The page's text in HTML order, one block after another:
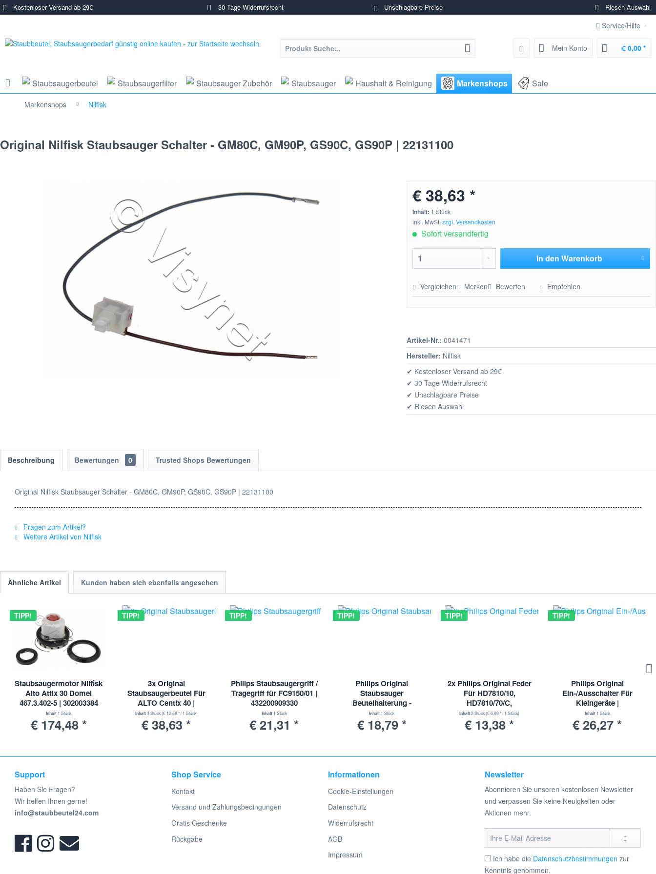
Kostenloser Versand ab 29€ 30 Tage Widerrufsrecht Unschlagbare Preise Riesen Auswahl
Service/Hilfe
Mein Konto € 0,00 *
Staubsaugerbeutel Staubsaugerfilter Staubsauger Zubehör Staubsauger Haushalt & Reinigung Markenshops Sale
Markenshops Nilfisk
Original Nilfisk Staubsauger Schalter - GM80C, GM90P, GS90C, GS90P | 22131100
€ 38,63 *
Inhalt: 1 Stück
inkl. MwSt.zzgl. Versandkosten
Sofort versandfertig
In den Warenkorb
Vergleichen Merken Bewerten Empfehlen
Artikel-Nr.: 0041471
Hersteller: Nilfisk
✔ Kostenloser Versand ab 29€
✔ 30 Tage Widerrufsrecht
✔ Unschlagbare Preise
✔ Riesen Auswahl
Beschreibung Bewertungen 0 Trusted Shops Bewertungen
Original Nilfisk Staubsauger Schalter - GM80C, GM90P, GS90C, GS90P | 22131100
Fragen zum Artikel?
Weitere Artikel von Nilfisk
Ähnliche Artikel Kunden haben sich ebenfalls angesehen
TIPP!
Staubsaugermotor Nilfisk
Alto Attix 30 Domel
467.3.402-5 | 302003384
Inhalt 1 Stück
€ 174,48 *
TIPP!
3x Original
Staubsaugerbeutel Für
ALTO Centix 40 |
1407765050
Inhalt3 Stück(€ 12,88 * / 1 Stück)
€ 38,63 *
TIPP!
Philips Staubsaugergriff /
Tragegriff für FC9150/01 |
432200909330
Staubsauger
Inhalt 1 Stück
€ 21,31 *
TIPP!
Philips Original
Staubsauger
Beutelhalterung -
300005429761
Inhalt 1 Stück
€ 18,79 *
TIPP!
2x Philips Original Feder
Für HD7810/10,
HD7810/70/C,
HD7810/60/C, HD7810/70 |
422224006812
Inhalt2 Stück(€ 6,69 * / 1 Stück)
€ 13,38 *
TIPP!
Philips Original
Ein-/Ausschalter Für
Kleingeräte |
432200650580
Inhalt 1 Stück
€ 26,27 *
Support
Haben Sie Fragen?
Wir helfen Ihnen gerne!
info@staubbeutel24.com
Shop Service
Kontakt
Versand und Zahlungsbedingungen
Gratis Geschenke
Rückgabe
Informationen
Cookie-Einstellungen
Datenschutz
Widerrufsrecht
AGB
Impressum
Newsletter
Abonnieren Sie unseren kostenlosen Newsletter
und verpassen Sie keine Neuigkeiten oder
Aktionen mehr.
Ich habe die Datenschutzbestimmungen zur
Kenntnis genommen.